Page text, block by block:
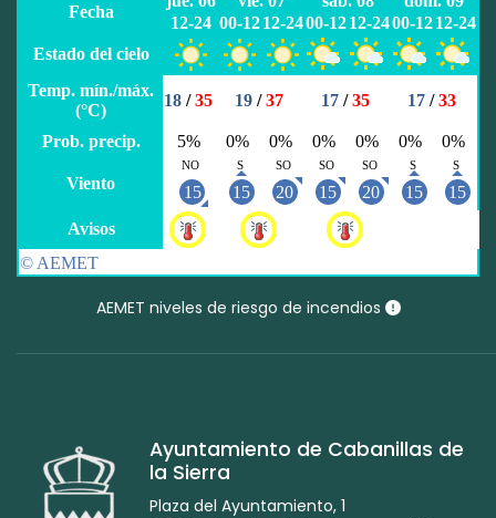
AEMET niveles de riesgo de incendios
Ayuntamiento de Cabanillas de
la Sierra
Plaza del Ayuntamiento, 1